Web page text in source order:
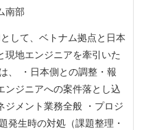
本一時帰国費用（年1回）
一時金支給）
南部
して、ベトナム拠点と日本
現地エンジニアを牽引いた
、 ・日本側との調整・報
ンジニアへの案件落とし込
ジメント業務全般 ・プロジ
発生時の対処（課題整理・